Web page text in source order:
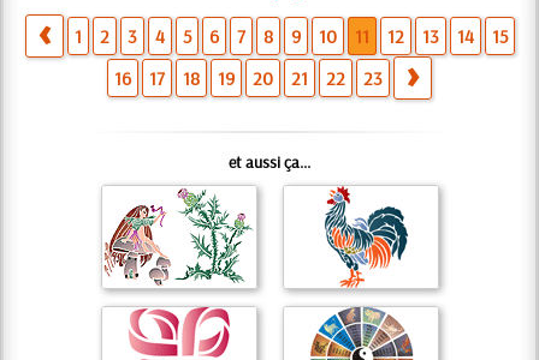
1 2 3 4 5 6 7 8 9 10 11 12 13 14
15
16
17 18 19 20 21 22 23
et aussi ça...